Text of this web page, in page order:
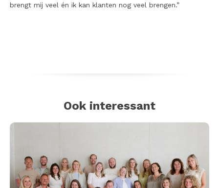
brengt mij veel én ik kan klanten nog veel brengen.”
Ook interessant